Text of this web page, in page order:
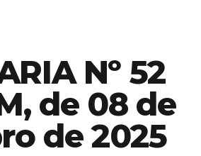
Nº 52
de 08 de
de 2025